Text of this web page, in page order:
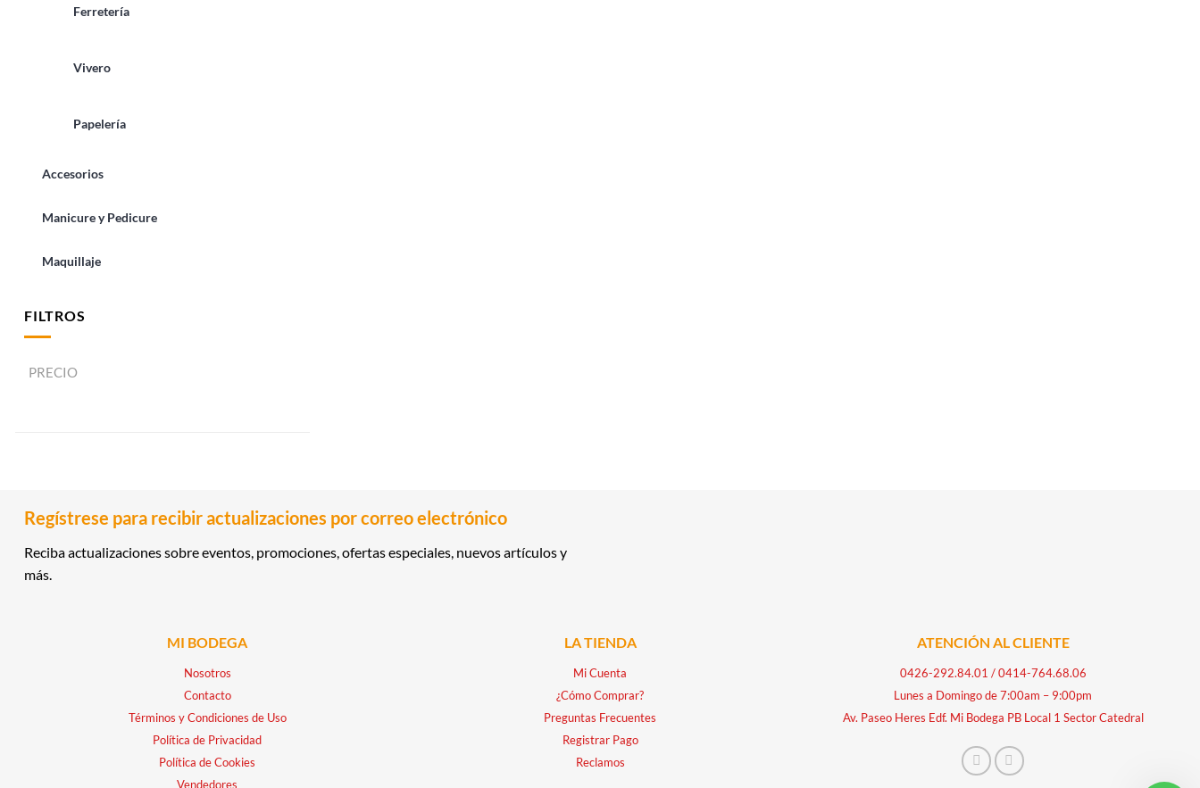
Ferretería
Vivero
Papelería
Accesorios
Manicure y Pedicure
Maquillaje
FILTROS
PRECIO
Regístrese para recibir actualizaciones por correo electrónico
Reciba actualizaciones sobre eventos, promociones, ofertas especiales, nuevos artículos y
más.
MI BODEGA
Nosotros
Contacto
Términos y Condiciones de Uso
Política de Privacidad
Política de Cookies
Vendedores
LA TIENDA
Mi Cuenta
¿Cómo Comprar?
Preguntas Frecuentes
Registrar Pago
Reclamos
ATENCIÓN AL CLIENTE
0426-292.84.01 /0414-764.68.06
Lunes a Domingo de 7:00am – 9:00pm
Av. Paseo Heres Edf. Mi Bodega PB Local 1 Sector Catedral